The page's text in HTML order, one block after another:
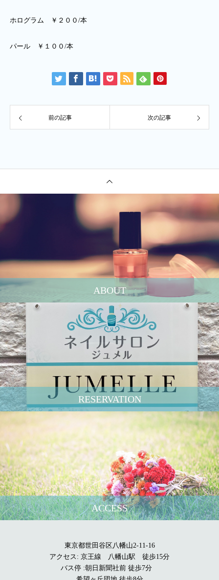
ホログラム ￥２００/本
パール ￥１００/本
前の記事 次の記事
ABOUT
RESERVATION
ACCESS
東京都世田谷区八幡山2-11-16
アクセス: 京王線 八幡山駅 徒歩15分
バス停 :朝日新聞社前 徒歩7分